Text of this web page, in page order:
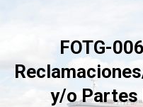
FOTG-
y/o Partes